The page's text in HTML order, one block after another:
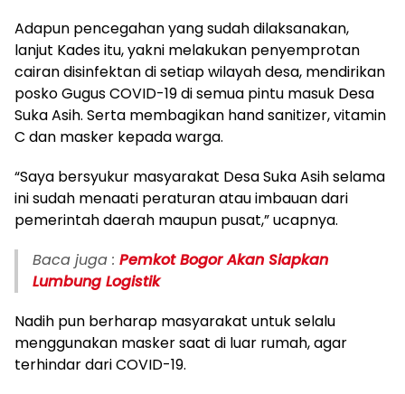
Adapun pencegahan yang sudah dilaksanakan,
lanjut Kades itu, yakni melakukan penyemprotan
cairan disinfektan di setiap wilayah desa, mendirikan
posko Gugus COVID-19 di semua pintu masuk Desa
Suka Asih. Serta membagikan hand sanitizer, vitamin
C dan masker kepada warga.
“Saya bersyukur masyarakat Desa Suka Asih selama
ini sudah menaati peraturan atau imbauan dari
pemerintah daerah maupun pusat,” ucapnya.
Baca juga : Pemkot Bogor Akan Siapkan
Lumbung Logistik
Nadih pun berharap masyarakat untuk selalu
menggunakan masker saat di luar rumah, agar
terhindar dari COVID-19.